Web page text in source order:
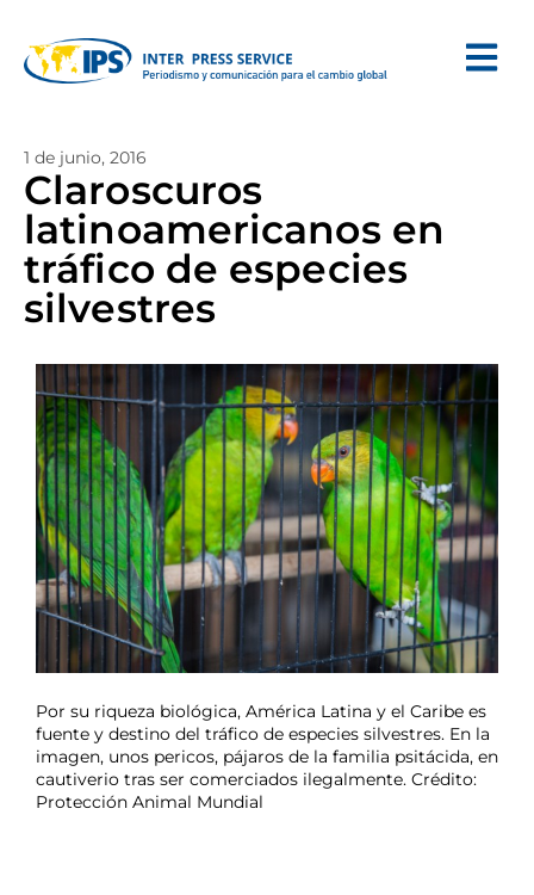
1 de junio, 2016
Claroscuros
latinoamericanos en
tráfico de especies
silvestres
Por su riqueza biológica, América Latina y el Caribe es
fuente y destino del tráfico de especies silvestres. En la
imagen, unos pericos, pájaros de la familia psitácida, en
cautiverio tras ser comerciados ilegalmente. Crédito:
Protección Animal Mundial